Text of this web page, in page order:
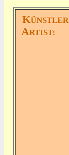
KÜNSTLER
ARTIST: